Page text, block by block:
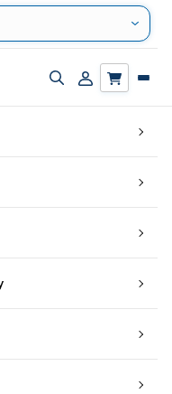
Zapnout/vypnout
Přihlásit/